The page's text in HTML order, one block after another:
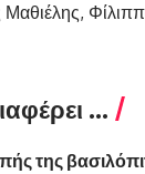
Μαθιέλης,
...
της